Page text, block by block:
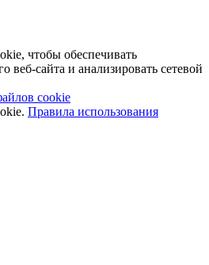
чтобы обеспечивать
веб-сайта и анализировать сетевой
cookie
Правила использования